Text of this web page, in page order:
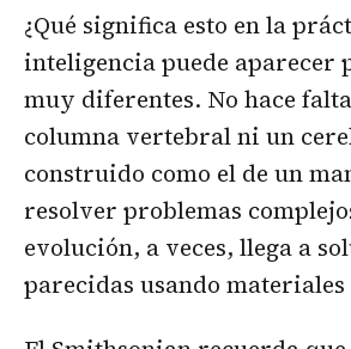
¿Qué significa esto en la
inteligencia puede aparecer
muy diferentes. No hace
columna vertebral ni un
construido como el de un
resolver problemas
evolución, a veces, llega a
parecidas usando